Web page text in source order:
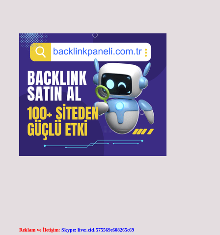
Reklam ve İletişim: Skype: live:.cid.575569c608265c69